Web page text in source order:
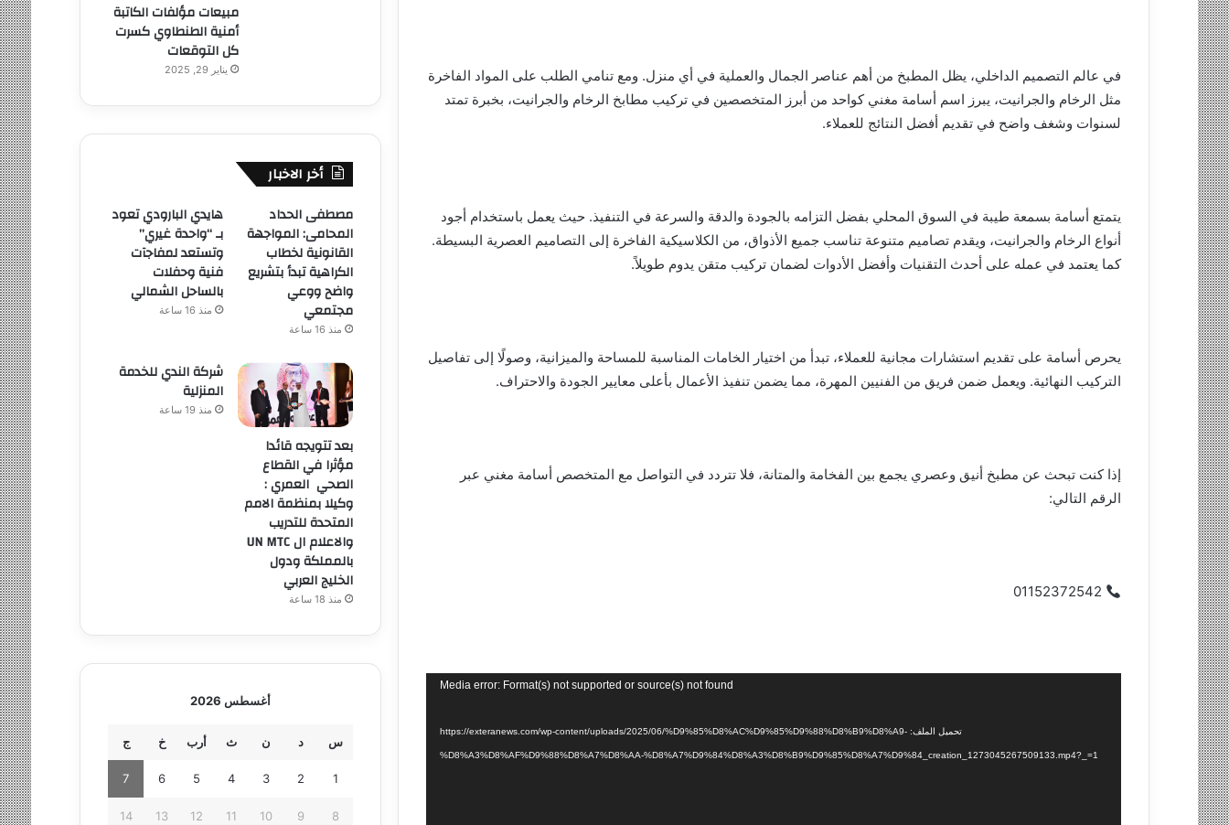
في عالم التصميم الداخلي، يظل المطبخ من أهم عناصر الجمال والعملية في أي منزل. ومع تنامي الطلب على المواد الفاخرة
مثل الرخام والجرانيت، يبرز اسم أسامة مغني كواحد من أبرز المتخصصين في تركيب مطابخ الرخام والجرانيت، بخبرة تمتد
لسنوات وشغف واضح في تقديم أفضل النتائج للعملاء.
يتمتع أسامة بسمعة طيبة في السوق المحلي بفضل التزامه بالجودة والدقة والسرعة في التنفيذ. حيث يعمل باستخدام أجود
أنواع الرخام والجرانيت، ويقدم تصاميم متنوعة تناسب جميع الأذواق، من الكلاسيكية الفاخرة إلى التصاميم العصرية البسيطة.
كما يعتمد في عمله على أحدث التقنيات وأفضل الأدوات لضمان تركيب متقن يدوم طويلاً.
يحرص أسامة على تقديم استشارات مجانية للعملاء، تبدأ من اختيار الخامات المناسبة للمساحة والميزانية، وصولًا إلى تفاصيل
التركيب النهائية. ويعمل ضمن فريق من الفنيين المهرة، مما يضمن تنفيذ الأعمال بأعلى معايير الجودة والاحتراف.
إذا كنت تبحث عن مطبخ أنيق وعصري يجمع بين الفخامة والمتانة، فلا تتردد في التواصل مع المتخصص أسامة مغني عبر
الرقم التالي:
Media error: Format(s) not supported or source(s) not found
تحميل الملف: https://exteranews.com/wp-content/uploads/2025/06/%D9%85%D8%AC%D9%85%D9%88%D8%B9%D8%A9-
%D8%A3%D8%AF%D9%88%D8%A7%D8%AA-%D8%A7%D9%84%D8%A3%D8%B9%D9%85%D8%A7%D9%84_creation_1273045267509133.mp4?_=1
مبيعات مؤلفات الكاتبة
أمنية الطنطاوي كسرت
كل التوقعات
يناير 29, 2025
أخر الاخبار
مصطفى الحداد
المحامى: المواجهة
القانونية لخطاب
الكراهية تبدأ بتشريع
واضح ووعي
مجتمعي
منذ 16 ساعة
هايدي البارودي تعود
بـ “واحدة غيري”
وتستعد لمفاجآت
فنية وحفلات
بالساحل الشمالي
منذ 16 ساعة
بعد تتويجه قائدا
مؤثرا في القطاع
الصحي العمري :
وكيلا بمنظمة الامم
المتحدة للتدريب
والاعلام ال UN MTC
بالمملكة ودول
الخليج العربي
منذ 18 ساعة
شركة الندي للخدمة
المنزلية
منذ 19 ساعة
أغسطس 2026
س د ن ث أرب خ ج
1
2
3
4
5
6
7
8
9
10
11
12
13
14